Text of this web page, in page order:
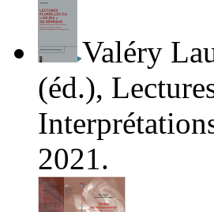
Valéry
(éd.),
2021.